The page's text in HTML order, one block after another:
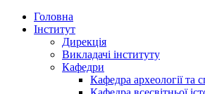
Головна
Інститут
Дирекція
Викладачі інституту
Кафедри
Кафедра археології та